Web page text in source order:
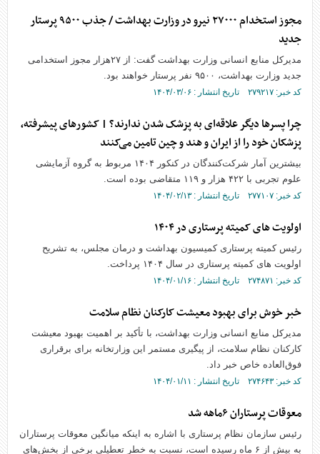
مجوز استخدام ۲۷۰۰۰ نیرو در وزارت بهداشت / جذب ۹۵۰۰ پرستار
جدید
مدیرکل منابع انسانی وزارت بهداشت گفت: از ۲۷هزار مجوز استخدامی
جدید وزارت بهداشت، ۹۵۰۰ نفر پرستار خواهند بود.
کد خبر: ۲۷۹۲۱۷ تاریخ انتشار : ۱۴۰۴/۰۳/۰۶
چرا پسرها دیگر علاقه‌ای به پزشک شدن ندارند؟ | کشورهای پیشرفته،
پزشکان خود را از ایران و هند و چین تامین می‌کنند
بیشترین آمار شرکت‌کنندگان در کنکور ۱۴۰۴ مربوط به گروه آزمایشی
علوم تجربی با ۴۲۲ هزار و ۱۱۹ متقاضی بوده است.
کد خبر: ۲۷۷۱۰۷ تاریخ انتشار : ۱۴۰۴/۰۲/۱۳
اولویت های کمیته پرستاری در ۱۴۰۴
رئیس کمیته پرستاری کمیسیون بهداشت و درمان مجلس، به تشریح
اولویت های کمیته پرستاری در سال ۱۴۰۴ پرداخت.
کد خبر: ۲۷۴۸۷۱ تاریخ انتشار : ۱۴۰۴/۰۱/۱۶
خبر خوش برای بهبود معیشت کارکنان نظام سلامت
مدیرکل منابع انسانی وزارت بهداشت، با تأکید بر اهمیت بهبود معیشت
کارکنان نظام سلامت، از پیگیری مستمر این وزارتخانه برای برقراری
فوق‌العاده خاص خبر داد.
کد خبر: ۲۷۴۶۴۳ تاریخ انتشار : ۱۴۰۴/۰۱/۱۱
معوقات پرستاران ۶ماهه شد
رئیس سازمان نظام پرستاری با اشاره به اینکه میانگین معوقات پرستاران
به بیش از ۶ ماه رسیده است، نسبت به خطر تعطیلی برخی از بخش‌های